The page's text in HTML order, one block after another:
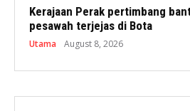
Kerajaan Perak pertimbang
pesawah terjejas di Bota
Utama August 8, 2026